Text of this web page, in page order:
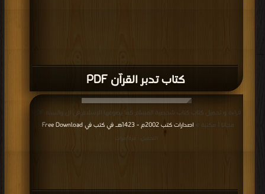
كتاب تدبر القرآن PDF
مجانا | مكتبة > اصدارات كتب 2002م - 1423هـ في كتب في Free Download
التحميل : مرة/مرات